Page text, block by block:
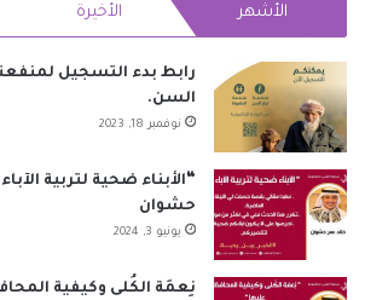
الأشهر الأخيرة
رابط بدء التسجيل
السن.
نوفمبر 18, 2023
“الأبناء ضحية لتربية
حشوان
يونيو 3, 2024
نِعمَة الكُلى وكيفية